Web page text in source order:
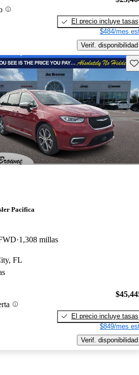
El precio incluye tasas
$484/mes
Verif. disponibilidad
Pacifica
1,308 millas
FL
El precio incluye tasas
$849/mes
Verif. disponibilidad